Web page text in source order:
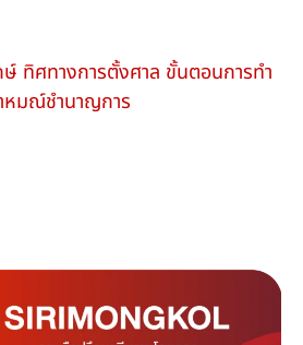
ทิศทางการตั้งศาล ขั้นตอนการทำ
หมณ์ชำนาญการ